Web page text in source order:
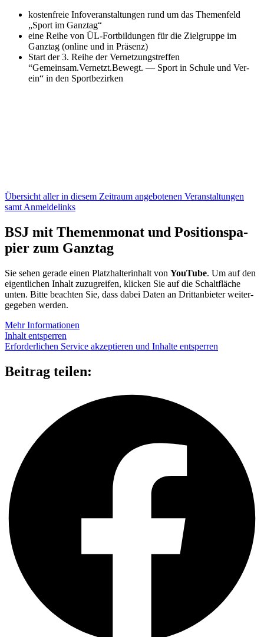
kos­ten­freie Info­ver­an­stal­tun­gen rund um das The­men­feld
„Sport im Ganz­tag“
eine Reihe von ÜL-Fort­bil­dun­gen für die Ziel­gruppe im
Ganz­tag (online und in Prä­senz)
Start der 3. Reihe der Ver­net­zungs­tref­fen
“Gemeinsam.Vernetzt.Bewegt. — Sport in Schule und Ver­
ein“ in den Sport­be­zir­ken
Über­sicht aller in die­sem Zeit­raum ange­bo­te­nen Ver­an­stal­tun­gen
samt Anmel­de­links
BSJ mit The­men­mo­nat und Posi­ti­ons­pa­
pier zum Ganz­tag
Sie sehen gerade einen Platz­hal­ter­in­halt von You­Tube. Um auf den
eigent­li­chen Inhalt zuzu­grei­fen, kli­cken Sie auf die Schalt­flä­che
unten. Bitte beach­ten Sie, dass dabei Daten an Dritt­an­bie­ter wei­ter­
ge­ge­ben wer­den.
Mehr Infor­ma­tio­nen
Inhalt ent­sper­ren
Erfor­der­li­chen Ser­vice akzep­tie­ren und Inhalte ent­sper­ren
Beitrag teilen: